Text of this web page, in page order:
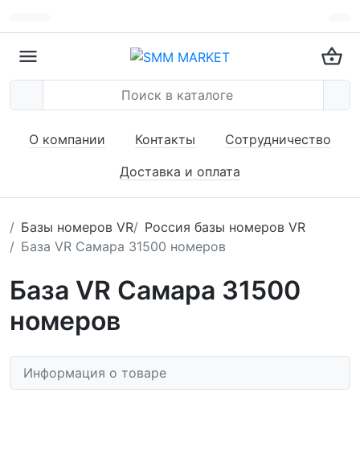
О компании Контакты
Сотрудничество
Доставка и оплата
Базы номеров VR
Россия базы номеров VR
База VR Самара 31500 номеров
База VR Самара 31500
номеров
Информация о товаре